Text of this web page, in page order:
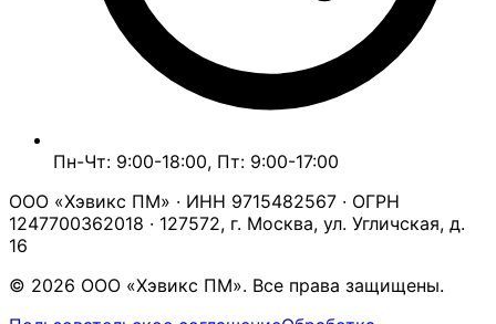
Пн-Чт: 9:00-18:00, Пт: 9:00-17:00
ООО «Хэвикс ПМ» · ИНН 9715482567 · ОГРН
1247700362018 · 127572, г. Москва, ул. Угличская, д.
16
© 2026 ООО «Хэвикс ПМ». Все права защищены.